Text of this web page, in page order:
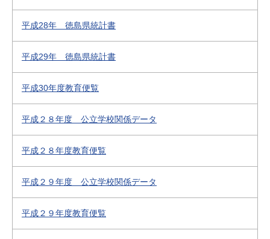
平成28年 徳島県統計書
平成29年 徳島県統計書
平成30年度教育便覧
平成２８年度 公立学校関係データ
平成２８年度教育便覧
平成２９年度 公立学校関係データ
平成２９年度教育便覧